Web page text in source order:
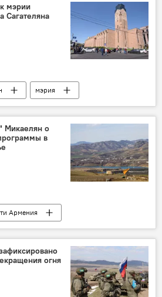
мэрии
Сагателяна
мэрия
Новости Армения
Микаелян о
в
Армения
села
огня